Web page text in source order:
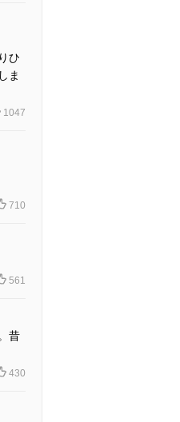
ひ
ま
1047
710
561
昔
430